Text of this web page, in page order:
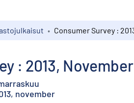
: 2013, November
november